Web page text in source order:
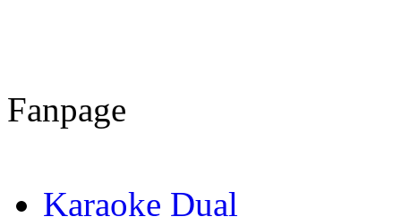
Fanpage
Karaoke Dual